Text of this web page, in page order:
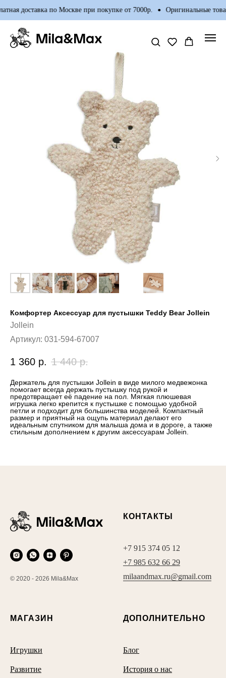
доставка по Москве при покупке от 7000р. Оригинальные
Комфортер Аксессуар для пустышки Teddy Bear Jollein
Jollein
Артикул: 031-594-67007
1 360 р. 1 440 р.
Держатель для пустышки Jollein в виде милого медвежонка
помогает всегда держать пустышку под рукой и
предотвращает её падение на пол. Мягкая плюшевая
игрушка легко крепится к пустышке с помощью удобной
петли и подходит для большинства моделей. Компактный
размер и приятный на ощупь материал делают его
идеальным спутником для малыша дома и в дороге, а также
стильным дополнением к другим аксессуарам Jollein.
© 2020 - 2026 Mila&Max
КОНТАКТЫ
+7 915 374 05 12
+7 985 632 66 29
milaandmax.ru@gmail.com
МАГАЗИН
Игрушки
Развитие
ДОПОЛНИТЕЛЬНО
Блог
История о нас